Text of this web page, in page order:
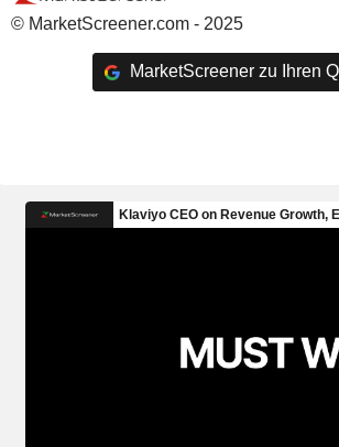
© MarketScreener.com - 2025
MarketScreener zu Ihren